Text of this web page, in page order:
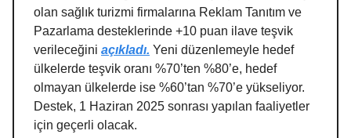
olan sağlık turizmi firmalarına Reklam Tanıtım ve
Pazarlama desteklerinde +10 puan ilave teşvik
verileceğini açıkladı. Yeni düzenlemeyle hedef
ülkelerde teşvik oranı %70’ten %80’e, hedef
olmayan ülkelerde ise %60’tan %70’e yükseliyor.
Destek, 1 Haziran 2025 sonrası yapılan faaliyetler
için geçerli olacak.